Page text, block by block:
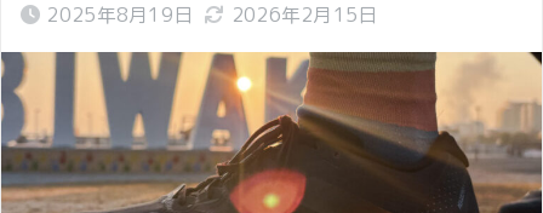
2025年8月19日 2026年2月15日